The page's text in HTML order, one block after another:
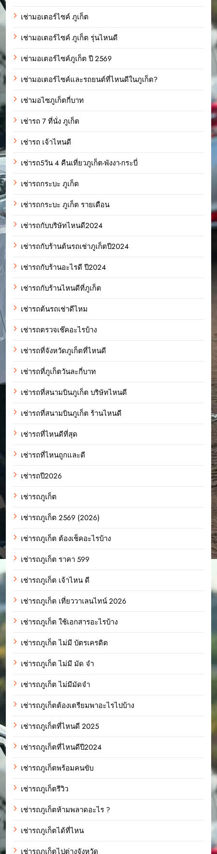
เช่ามอเตอร์ไซค์ ภูเก็ต
เช่ามอเตอร์ไซค์ ภูเก็ต รุ่นไหนดี
เช่ามอเตอร์ไซค์ภูเก็ต ปี 2569
เช่ามอเตอร์ไซค์และรถยนต์ที่ไหนดีในภูเก็ต?
เช่ามอไซภูเก็ตกี่บาท
เช่ารถ 7 ที่นั่ง ภูเก็ต
เช่ารถ เจ้าไหนดี
เช่ารถ5วัน 4 คืนเที่ยวภูเก็ต-พังงา-กระบี่
เช่ารถกระบะ ภูเก็ต
เช่ารถกระบะ ภูเก็ต รายเดือน
เช่ารถกับบริษัทไหนดี2024
เช่ารถกับร้านต้นรถเช่าภูเก็ตปี2024
เช่ารถกับร้านอะไรดี ปี2024
เช่ารถกับร้านไหนดีที่ภูเก็ต
เช่ารถต้นรถเช่าดีไหม
เช่ารถตรวจเช๊คอะไรบ้าง
เช่ารถที่จังหวัดภูเก็ตที่ไหนดี
เช่ารถที่ภูเก็ตวันละกี่บาท
เช่ารถที่สนามบินภูเก็ต บริษัทไหนดี
เช่ารถที่สนามบินภูเก็ต ร้านไหนดี
เช่ารถที่ไหนดีที่สุด
เช่ารถที่ไหนถูกและดี
เช่ารถปี2026
เช่ารถภูเก็ต
เช่ารถภูเก็ต 2569 (2026)
เช่ารถภูเก็ต ต้องเช็คอะไรบ้าง
เช่ารถภูเก็ต ราคา 599
เช่ารถภูเก็ต เจ้าไหน ดี
เช่ารถภูเก็ต เที่ยววาเลนไทน์ 2026
เช่ารถภูเก็ต ใช้เอกสารอะไรบ้าง
เช่ารถภูเก็ต ไม่มี บัตรเครดิต
เช่ารถภูเก็ต ไม่มี มัด จํา
เช่ารถภูเก็ต ไม่มีมัดจำ
เช่ารถภูเก็ตต้องเตรียมพาอะไรไปบ้าง
เช่ารถภูเก็ตที่ไหนดี 2025
เช่ารถภูเก็ตที่ไหนดีปี2024
เช่ารถภูเก็ตพร้อมคนขับ
เช่ารถภูเก็ตรีวิว
เช่ารถภูเก็ตห้ามพลาดอะไร ?
เช่ารถภูเก็ตได้ที่ไหน
เช่ารถภูเก็ตไปต่างจังหวัด